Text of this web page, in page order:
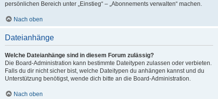
persönlichen Bereich unter „Einstieg“ – „Abonnements verwalten“ machen.
Nach oben
Dateianhänge
Welche Dateianhänge sind in diesem Forum zulässig?
Die Board-Administration kann bestimmte Dateitypen zulassen oder verbieten.
Falls du dir nicht sicher bist, welche Dateitypen du anhängen kannst und du
Unterstützung benötigst, wende dich bitte an die Board-Administration.
Nach oben